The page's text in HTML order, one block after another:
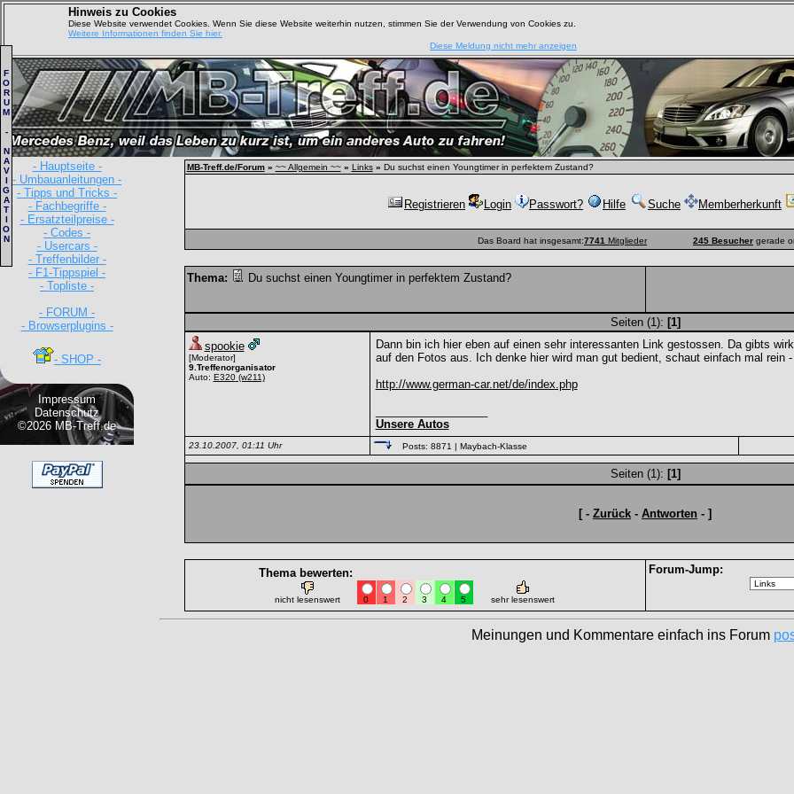
Hinweis zu Cookies
Diese Website verwendet Cookies. Wenn Sie diese Website weiterhin nutzen, stimmen Sie der Verwendung von Cookies zu.
Weitere Informationen finden Sie hier.
Diese Meldung nicht mehr anzeigen
- Hauptseite -
- Umbauanleitungen -
- Tipps und Tricks -
- Fachbegriffe -
- Ersatzteilpreise -
- Codes -
- Usercars -
- Treffenbilder -
- F1-Tippspiel -
- Topliste -
- FORUM -
- Browserplugins -
- SHOP -
Impressum
Datenschutz
©2026 MB-Treff.de
F
O
R
U
M
-
N
A
V
I
G
A
T
I
O
N
MB-Treff.de/Forum » ~~ Allgemein ~~ » Links » Du suchst einen Youngtimer in perfektem Zustand?
Registrieren Login Passwort? Hilfe Suche Memberherkunft
Das Board hat insgesamt:7741 Mitglieder 245 Besucher gerade
Thema: Du suchst einen Youngtimer in perfektem Zustand?
Seiten (1): [1]
spookie
[Moderator]
9.Treffenorganisator
Auto: E320(w211)
Dann bin ich hier eben auf einen sehr interessanten Link gestossen. Da gibts
auf den Fotos aus. Ich denke hier wird man gut bedient, schaut einfach mal rein
http://www.german-car.net/de/index.php
Unsere Autos
23.10.2007, 01:11 Uhr Posts: 8871 | Maybach-Klasse
Seiten (1): [1]
[ - Zurück - Antworten - ]
Thema bewerten:
nicht lesenswert 0 1 2 3 4 5 sehr lesenswert
Forum-Jump:
Meinungen und Kommentare einfach ins Forum